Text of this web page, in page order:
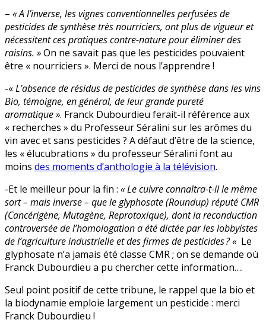
– « A l’inverse, les vignes conventionnelles perfusées de
pesticides de synthèse très nourriciers, ont plus de vigueur et
nécessitent ces pratiques contre-nature pour éliminer des
raisins. »On ne savait pas que les pesticides pouvaient
être « nourriciers ». Merci de nous l’apprendre !
-«L’absence de résidus de pesticides de synthèse dans les vins
Bio, témoigne, en général, de leur grande pureté
aromatique ». Franck Dubourdieu ferait-il référence aux
« recherches » du Professeur Séralini sur les arômes du
vin avec et sans pesticides ? A défaut d’être de la science,
les « élucubrations » du professeur Séralini font au
moins des moments d’anthologie à la télévision.
-Et le meilleur pour la fin : « Le cuivre connaîtra-t-il le même
sort – mais inverse – que le glyphosate (Roundup) réputé CMR
(Cancérigène, Mutagène, Reprotoxique), dont la reconduction
controversée de l’homologation a été dictée par les lobbyistes
de l’agriculture industrielle et des firmes de pesticides ? « Le
glyphosate n’a jamais été classe CMR ; on se demande où
Franck Dubourdieu a pu chercher cette information….
Seul point positif de cette tribune, le rappel que la bio et
la biodynamie emploie largement un pesticide : merci
Franck Dubourdieu !